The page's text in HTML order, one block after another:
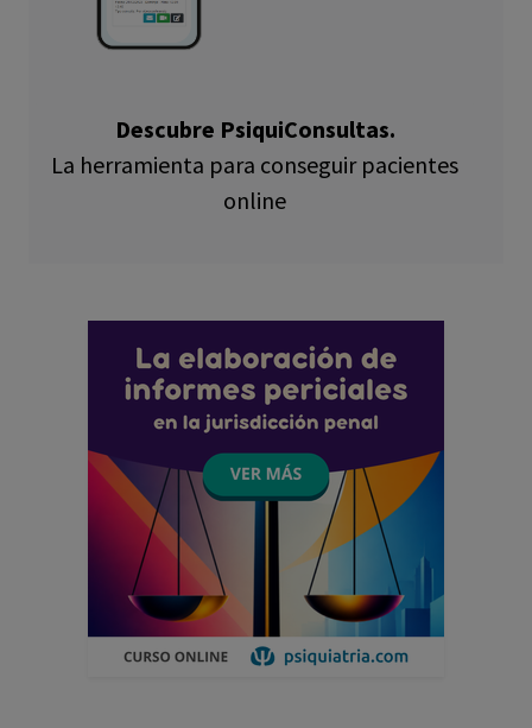
Descubre PsiquiConsultas.
La herramienta para conseguir pacientes
online